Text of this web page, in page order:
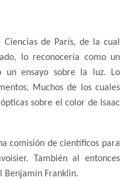
de París, de la cual
lo reconocería como un
un ensayo sobre la luz. Lo
Muchos de los cuales
sobre el color de Isaac
comisión de científicos para
También al entonces
Benjamín Franklin.